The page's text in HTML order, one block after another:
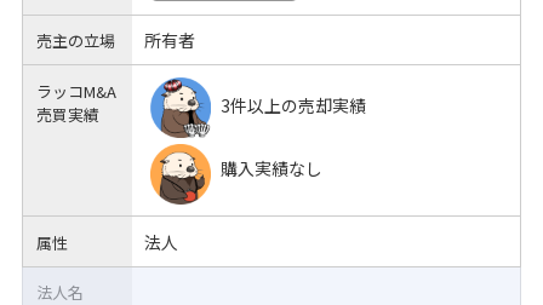
売主の立場 所有者
ラッコM&A
売買実績
3件以上の売却実績
購入実績なし
属性 法人
法人名